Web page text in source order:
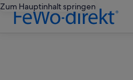
Zum Hauptinhalt springen